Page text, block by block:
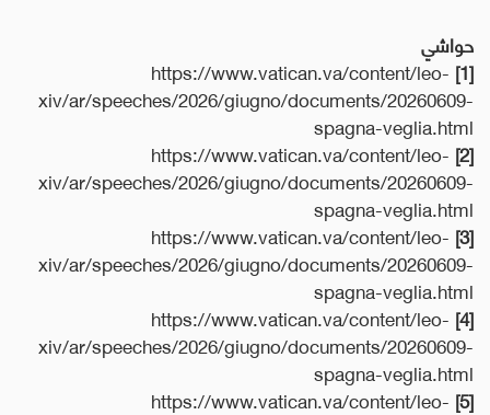
حواشي
[1]
https://www.vatican.va/content/leo-
xiv/ar/speeches/2026/giugno/documents/20260609-
spagna-veglia.html
[2]
https://www.vatican.va/content/leo-
xiv/ar/speeches/2026/giugno/documents/20260609-
spagna-veglia.html
[3]
https://www.vatican.va/content/leo-
xiv/ar/speeches/2026/giugno/documents/20260609-
spagna-veglia.html
[4]
https://www.vatican.va/content/leo-
xiv/ar/speeches/2026/giugno/documents/20260609-
spagna-veglia.html
[5]
https://www.vatican.va/content/leo-